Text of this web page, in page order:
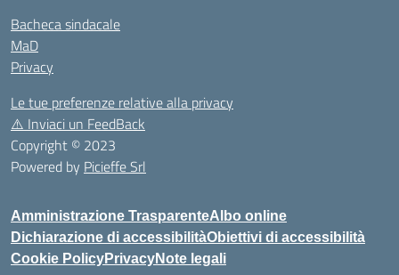
Bacheca sindacale
MaD
Privacy
Le tue preferenze relative alla privacy
⚠️ Inviaci un FeedBack
Copyright © 2023
Powered by Picieffe Srl
Amministrazione TrasparenteAlbo online
Dichiarazione di accessibilitàObiettivi di accessibilità
Cookie PolicyPrivacyNote legali